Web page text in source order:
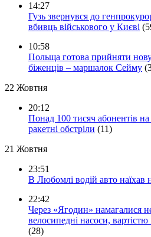
14:27
Гузь звернувся до
вбивць військового у Києві
10:58
Польща готова прийняти
біженців – маршалок Сейму
22 Жовтня
20:12
Понад 100 тисяч абонентів на
ракетні обстріли (11)
21 Жовтня
23:51
В Любомлі водій авто наїхав
22:42
Через «Ягодин» намагалися
велосипедні насоси,
(28)